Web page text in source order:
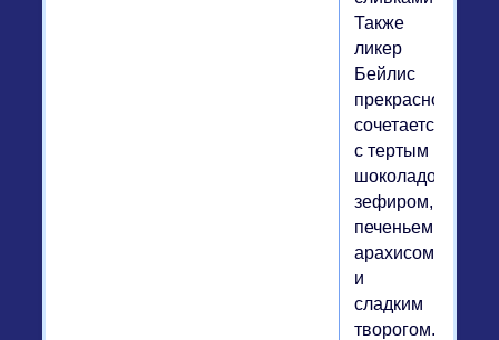
Также
ликер
Бейлис
прекрасно
сочетается
с тертым
шоколадом,
зефиром,
печеньем,
арахисом
и
сладким
творогом.